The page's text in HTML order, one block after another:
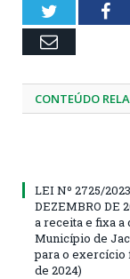
Twitter
Email
CONTEÚDO
LEI Nº 2725/
DEZEMBRO DE
a receita e fixa a
Município de
para o exercício
de 2024)